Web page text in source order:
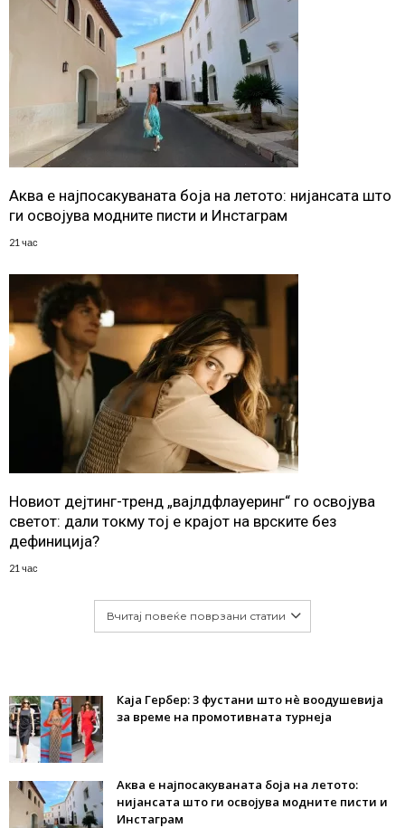
Аква е најпосакуваната боја на летото: нијансата што
ги освојува модните писти и Инстаграм
21 час
Новиот дејтинг-тренд „вајлдфлауеринг“ го освојува
светот: дали токму тој е крајот на врските без
дефиниција?
21 час
Вчитај повеќе поврзани статии
Каја Гербер: 3 фустани што нè воодушевија
за време на промотивната турнеја
Аква е најпосакуваната боја на летото:
нијансата што ги освојува модните писти и
Инстаграм